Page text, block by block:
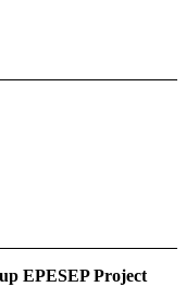
EPESEP Project